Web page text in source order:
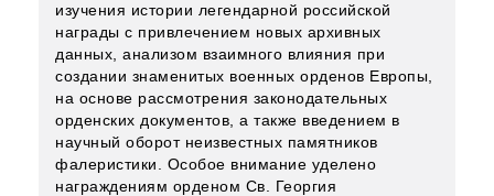
изучения истории легендарной российской
награды с привлечением новых архивных
данных, анализом взаимного влияния при
создании знаменитых военных орденов Европы,
на основе рассмотрения законодательных
орденских документов, а также введением в
научный оборот неизвестных памятников
фалеристики. Особое внимание уделено
награждениям орденом Св. Георгия